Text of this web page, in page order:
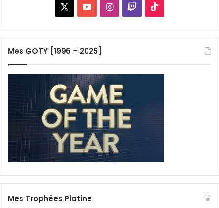
YouTubeInstagram
Twitch
Mes GOTY [1996 – 2025]
Mes Trophées Platine